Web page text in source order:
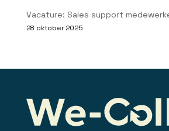
Vacature: Sales support
28 oktober 2025